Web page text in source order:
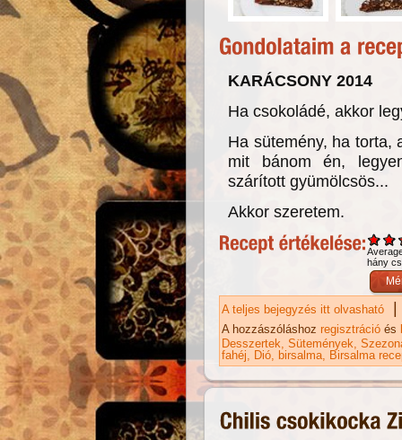
KARÁCSONY 2014
Ha csokoládé, akkor
Ha sütemény, ha torta,
mit bánom én,
szárított gyümölcsös...
Akkor szeretem.
hány
A teljes bejegyzés itt olvasható |
A hozzászóláshoz regisztráció és
Desszertek Sütemények
fahéj
Dió birsalma Birsalma